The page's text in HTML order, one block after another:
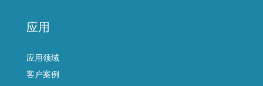
应用
应用领域
客户案例